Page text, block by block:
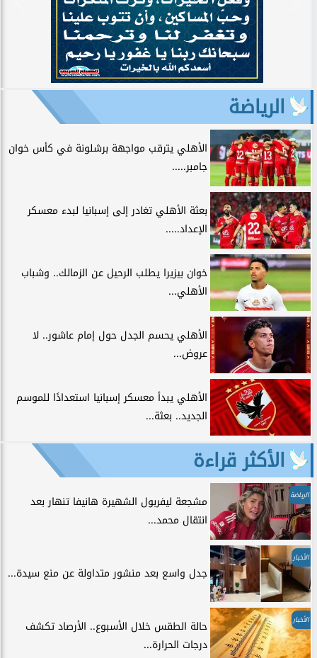
الرياضة
الأهلي يترقب مواجهة برشلونة في كأس خوان
جامبر.....
بعثة الأهلي تغادر إلى إسبانيا لبدء معسكر
الإعداد.....
خوان بيزيرا يطلب الرحيل عن الزمالك.. وشباب
الأهلي...
الأهلي يحسم الجدل حول إمام عاشور.. لا
عروض...
الأهلي يبدأ معسكر إسبانيا استعدادًا للموسم
الجديد.. بعثة...
الأكثر قراءة
الرياضة
مشجعة ليفربول الشهيرة هانيفا تنهار بعد
انتقال محمد...
الأخبار
جدل واسع بعد منشور متداولة عن منع سيدة...
الأخبار
حالة الطقس خلال الأسبوع.. الأرصاد تكشف
درجات الحرارة...